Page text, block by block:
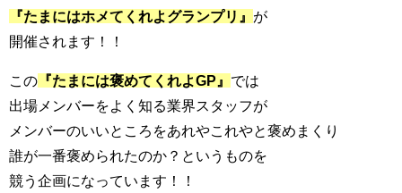
『たまにはホメてくれよグランプリ』 が
開催されます！！
この 『たまには褒めてくれよGP』 では
出場メンバーをよく知る業界スタッフが
メンバーのいいところをあれやこれやと褒めまくり
誰が一番褒められたのか？というものを
競う企画になっています！！